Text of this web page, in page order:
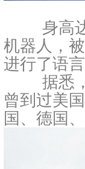
身高达
机器人，
进行了语
据悉，
曾到过美
国、德国